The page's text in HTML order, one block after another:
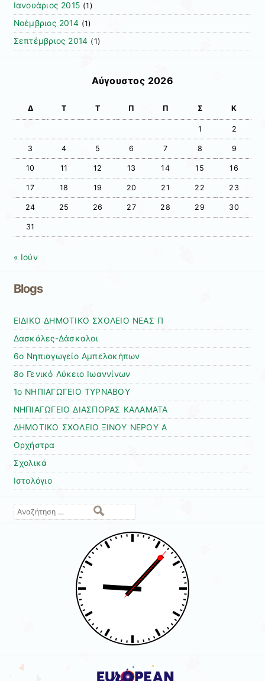
Ιανουάριος 2015 (1)
Νοέμβριος 2014 (1)
Σεπτέμβριος 2014 (1)
Αύγουστος 2026
Δ Τ Τ Π Π Σ Κ
1 2
3 4 5 6 7 8 9
10 11 12 13 14 15 16
17 18 19 20 21 22 23
24 25 26 27 28 29 30
31
« Ιούν
Blogs
ΕΙΔΙΚΟ ΔΗΜΟΤΙΚΟ ΣΧΟΛΕΙΟ ΝΕΑΣ Π
Δασκάλες-Δάσκαλοι
6ο Νηπιαγωγείο Αμπελοκήπων
8o Γενικό Λύκειο Ιωαννίνων
1ο ΝΗΠΙΑΓΩΓΕΙΟ ΤΥΡΝΑΒΟΥ
ΝΗΠΙΑΓΩΓΕΙΟ ΔΙΑΣΠΟΡΑΣ ΚΑΛΑΜΑΤΑ
ΔΗΜΟΤΙΚΟ ΣΧΟΛΕΙΟ ΞΙΝΟΥ ΝΕΡΟΥ Α
Ορχήστρα
Σχολικά
Ιστολόγιο
Αναζήτηση